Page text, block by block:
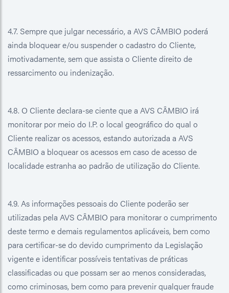
4.7. Sempre que julgar necessário, a AVS CÂMBIO poderá
ainda bloquear e/ou suspender o cadastro do Cliente,
imotivadamente, sem que assista o Cliente direito de
ressarcimento ou indenização.
4.8. O Cliente declara-se ciente que a AVS CÂMBIO irá
monitorar por meio do I.P. o local geográfico do qual o
Cliente realizar os acessos, estando autorizada a AVS
CÂMBIO a bloquear os acessos em caso de acesso de
localidade estranha ao padrão de utilização do Cliente.
4.9. As informações pessoais do Cliente poderão ser
utilizadas pela AVS CÂMBIO para monitorar o cumprimento
deste termo e demais regulamentos aplicáveis, bem como
para certificar-se do devido cumprimento da Legislação
vigente e identificar possíveis tentativas de práticas
classificadas ou que possam ser ao menos consideradas,
como criminosas, bem como para prevenir qualquer fraude